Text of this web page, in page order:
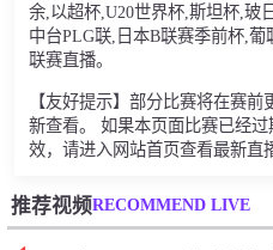
余,以超杯,U20世界杯,斯坦杯,玻
中台PLG联,日本B联赛季前杯,
联赛直播。
【友好提示】部分比赛将在赛
新查看。 如果本页面比赛已经
效，请进入网站首页查看最新直
推荐视频RECOMMEND LIVE